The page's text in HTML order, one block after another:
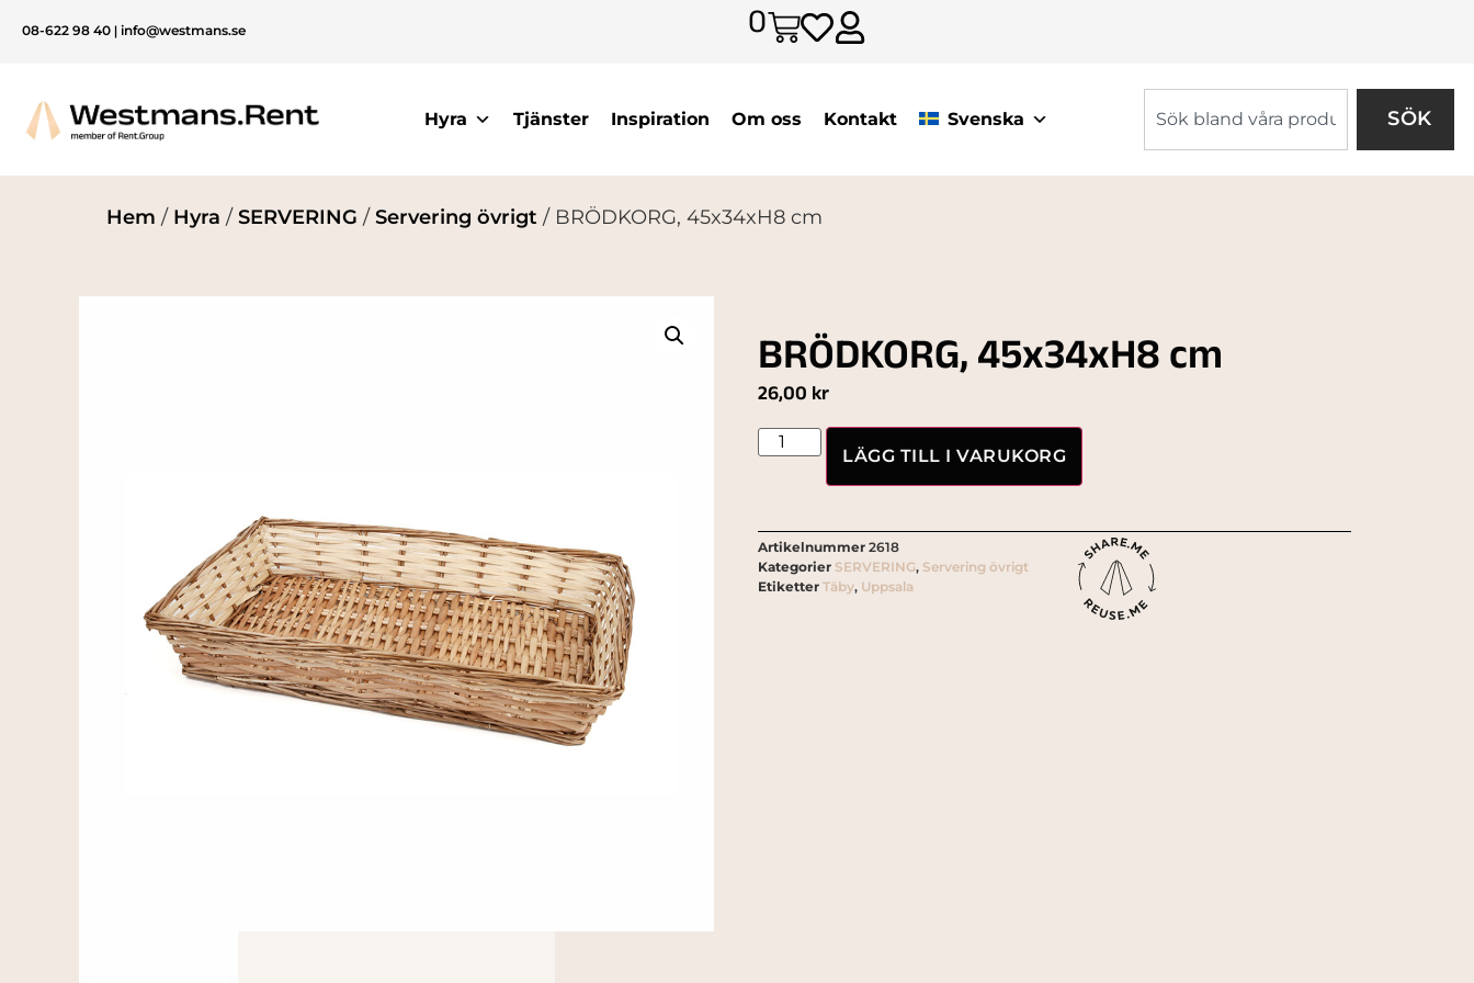
08-622 98 40 | info@westmans.se 0
Hyra Tjänster Inspiration Om oss Kontakt Svenska SÖK
Hem / Hyra /SERVERING /Servering övrigt / BRÖDKORG, 45x34xH8 cm
BRÖDKORG, 45x34xH8 cm
26,00 kr
LÄGG TILL I VARUKORG
Artikelnummer2618
Kategorier SERVERING, Servering övrigt
Etiketter Täby, Uppsala